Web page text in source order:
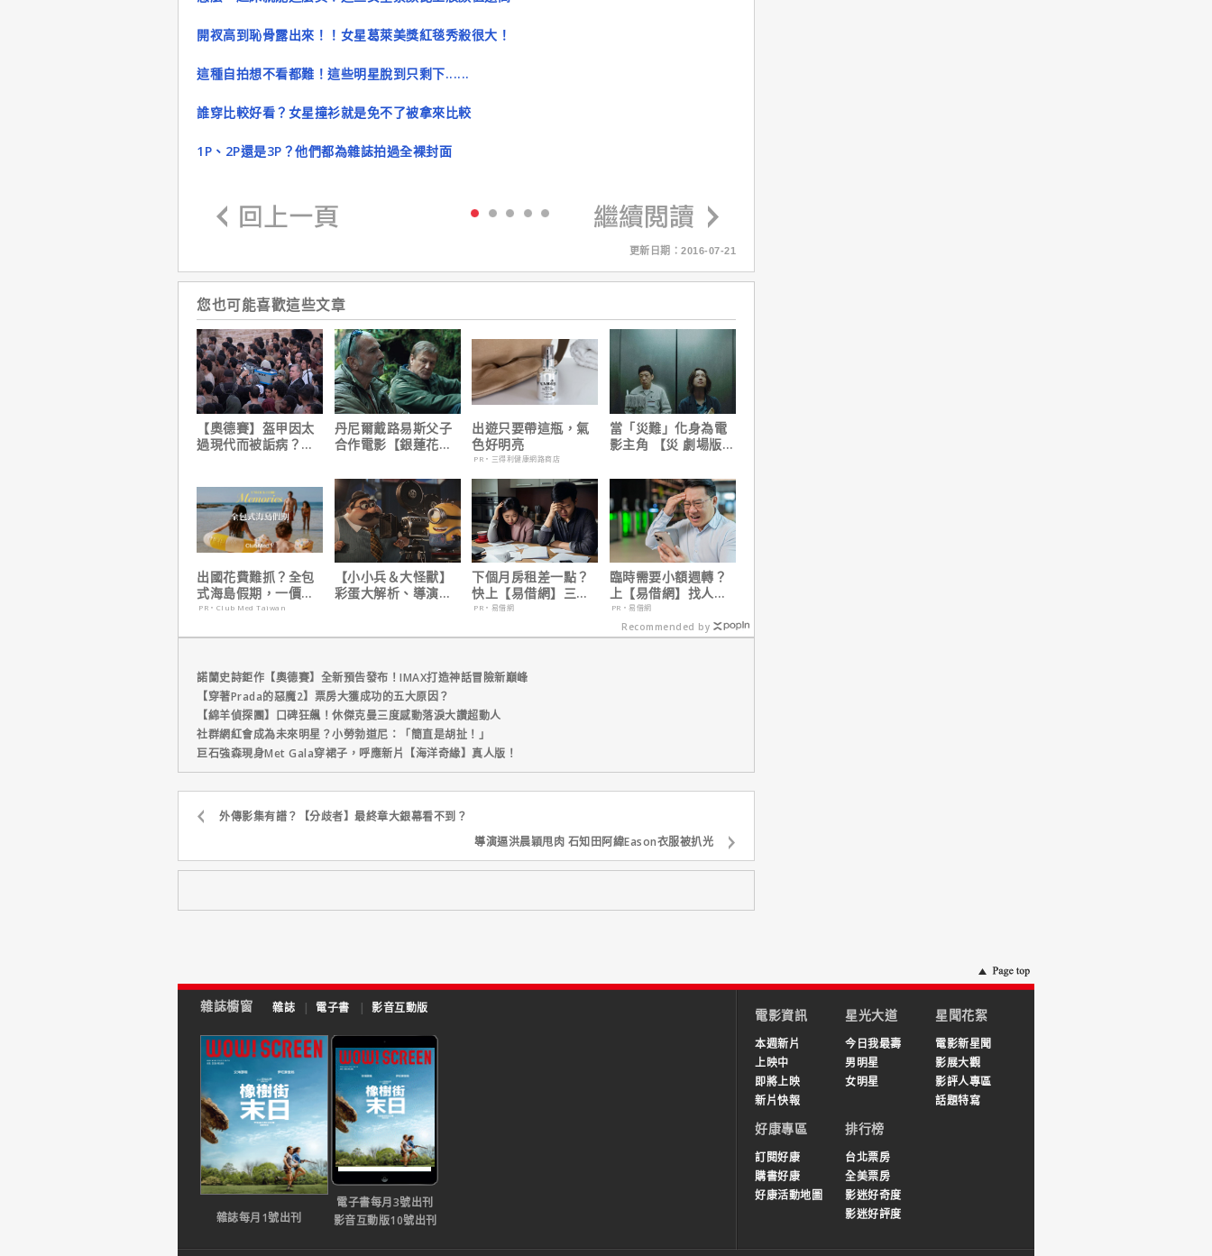
開衩高到恥骨露出來！！女星葛萊美獎紅毯秀殺很大！
這種自拍想不看都難！這些明星脫到只剩下......
誰穿比較好看？女星撞衫就是免不了被拿來比較
1P、2P還是3P？他們都為雜誌拍過全裸封面
更新日期：2016-07-21
您也可能喜歡這些文章
【奧德賽】盔甲因太
過現代而被詬病？導
丹尼爾戴路易斯父子
合作電影【銀蓮花】
播推薦
出遊只要帶這瓶，氣
色好明亮
PR・三得利健康網路商店
當「災難」化身為電
影主角 【災 劇場版】
出國花費難抓？全包
式海島假期，一價搞
定食宿玩樂，省錢更
PR・Club Med Taiwan
【小小兵＆大怪獸】
彩蛋大解析、導演皮
下個月房租差一點？
快上【易借網】三分
鐘解決燃眉之急
PR・易借網
臨時需要小額週轉？
上【易借網】找人
幫！資金快速到位
PR・易借網
Recommended by
諾蘭史詩鉅作【奧德賽】全新預告發布！IMAX打造神話冒險新巔峰
【穿著Prada的惡魔2】票房大獲成功的五大原因？
【綿羊偵探團】口碑狂飆！休傑克曼三度感動落淚大讚超動人
社群網紅會成為未來明星？小勞勃道尼：「簡直是胡扯！」
巨石強森現身Met Gala穿裙子，呼應新片【海洋奇緣】真人版！
外傳影集有譜？【分歧者】最終章大銀幕看不到？
導演逼洪晨穎甩肉 石知田阿緯Eason衣服被扒光
雜誌櫥窗 雜誌 | 電子書 | 影音互動版
雜誌每月1號出刊
電子書每月3號出刊
影音互動版10號出刊
電影資訊
本週新片
上映中
即將上映
新片快報
星光大道
今日我最壽
男明星
女明星
星聞花絮
電影新星聞
影展大觀
影評人專區
話題特寫
好康專區
訂閱好康
購書好康
好康活動地圖
排行榜
台北票房
全美票房
影迷好奇度
影迷好評度